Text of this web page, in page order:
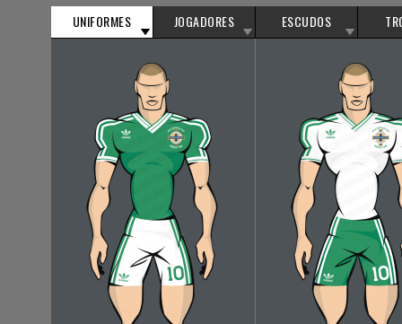
UNIFORMES JOGADORES ESCUDOS